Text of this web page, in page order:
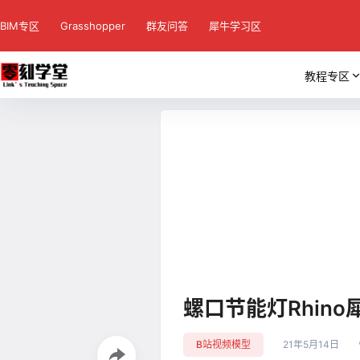
BIM专区 Grasshopper 群友问答 犀牛学习区
教程专区
螺口节能灯Rhino
B站视频模型 21年5月14日